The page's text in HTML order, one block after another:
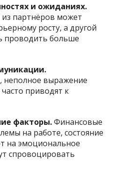
и ожиданиях.
партнёров может
росту, а другой
проводить больше
неполное выражение
приводят к
факторы.Финансовые
на работе, состояние
на эмоциональное
спровоцировать